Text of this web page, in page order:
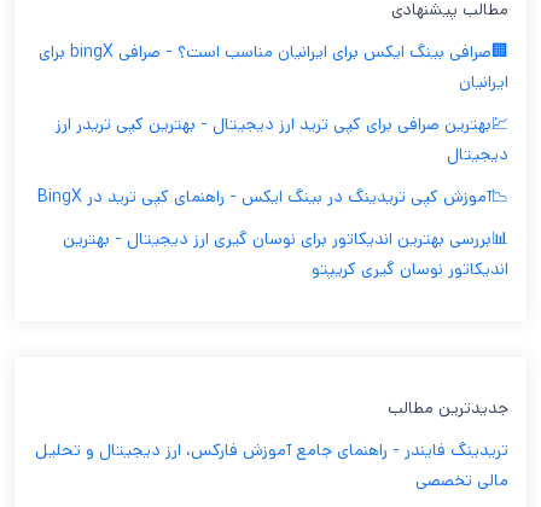
مطالب پیشنهادی
🏢صرافی بینگ ایکس برای ایرانیان مناسب است؟ - صرافی bingX برای
ایرانیان
💹بهترین صرافی برای کپی ترید ارز دیجیتال - بهترین کپی تریدر ارز
دیجیتال
📉آموزش کپی تریدینگ در بینگ ایکس - راهنمای کپی ترید در BingX
📊بررسی بهترین اندیکاتور برای نوسان گیری ارز دیجیتال - بهترین
اندیکاتور نوسان گیری کریپتو
جدیدترین مطالب
تریدینگ فایندر - راهنمای جامع آموزش فارکس، ارز دیجیتال و تحلیل
مالی تخصصی